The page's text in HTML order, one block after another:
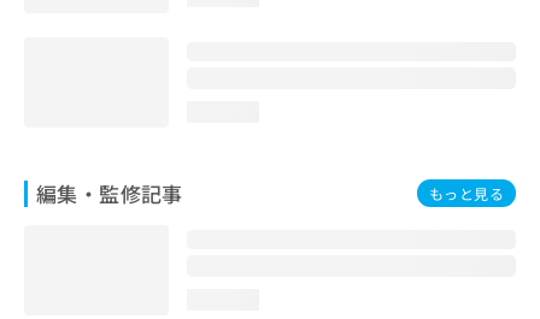
編集・監修記事 もっと見る